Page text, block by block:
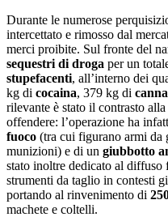
Durante le numerose
intercettato e rimosso dal
merci proibite. Sul fronte del
sequestri di droga per un
stupefacenti, all’interno dei
kg di cocaina, 379 kg di
rilevante è stato il contrasto
offendere: l’operazione ha
fuoco (tra cui figurano armi da
munizioni) e di un giubbotto
stato inoltre dedicato al
strumenti da taglio in contesti
portando al rinvenimento di
machete e coltelli.